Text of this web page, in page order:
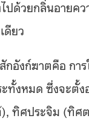
ด้วยกลิ่นอายค
ดียว
กอังก์ฆาตคือ ก
งหมด ซึ่งจะตั้
ทิศประจิม (ทิศ